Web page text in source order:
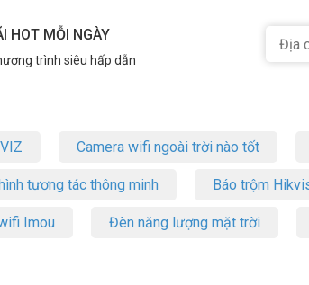
HOT MỖI NGÀY
trình siêu hấp dẫn
Camera wifi ngoài trời nào tốt
tương tác thông minh Báo trộm
Imou Đèn năng lượng mặt trời